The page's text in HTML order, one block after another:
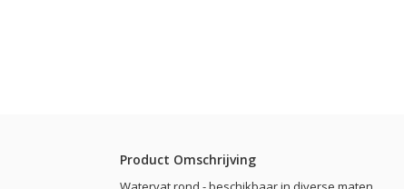
Product Omschrijving